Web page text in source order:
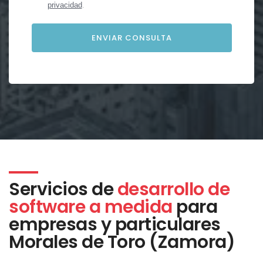
privacidad.
Servicios dedesarrollo de
software a medida para
empresas y particulares
Morales de Toro (Zamora)